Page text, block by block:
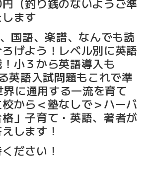
ます
国語、楽譜、なんでも読
げよう！レベル別に英語
小３から英語導入も
英語入試問題もこれで準
に通用する一流を育て
から＜塾なしで＞ハーバ
」子育て・英語、著者が
します！
ださい！